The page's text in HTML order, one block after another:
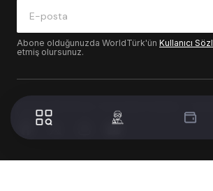
Abone olduğunuzda WorldTürk'ün Kullanıcı
etmiş olursunuz.
© 2024 WorldTurk. Tüm Hakları Saklıdır. -
Volion's